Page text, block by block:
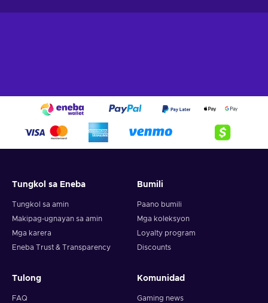
Tungkol sa Eneba
Tungkol sa amin
Makipag-ugnayan sa amin
Mga karera
Eneba Trust & Transparency
Bumili
Paano bumili
Mga koleksyon
Loyalty program
Discounts
Tulong
FAQ
Komunidad
Gaming news